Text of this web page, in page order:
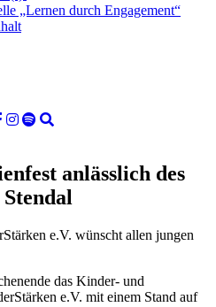
„Lernen durch Engagement“
anlässlich des
e.V. wünscht allen jungen
das Kinder- und
e.V. mit einem Stand auf